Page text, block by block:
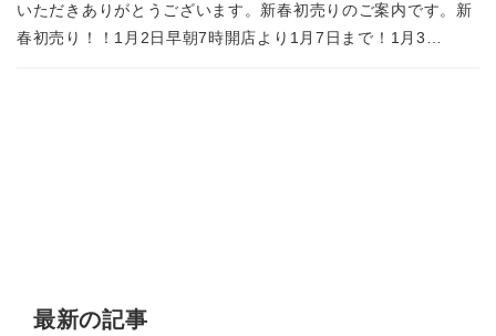
いただきありがとうございます。新春初売りのご案内です。新
春初売り！！1月2日早朝7時開店より1月7日まで！1月3…
最新の記事